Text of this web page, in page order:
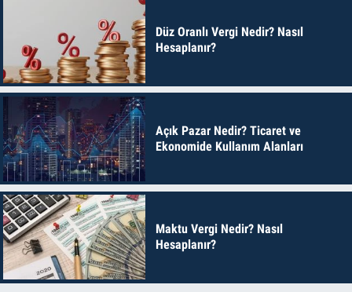
Düz Oranlı Vergi Nedir? Nasıl
Hesaplanır?
Açık Pazar Nedir? Ticaret ve
Ekonomide Kullanım Alanları
Maktu Vergi Nedir? Nasıl
Hesaplanır?